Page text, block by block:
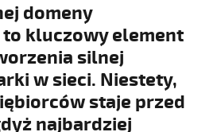
domeny
kluczowy element
silnej
w sieci. Niestety,
staje przed
najbardziej